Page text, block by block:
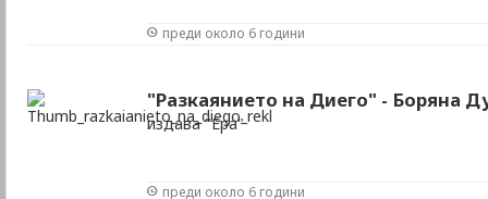
преди около 6 години
"Разкаянието на Диего" - Боряна
издава "Ера"
преди около 6 години